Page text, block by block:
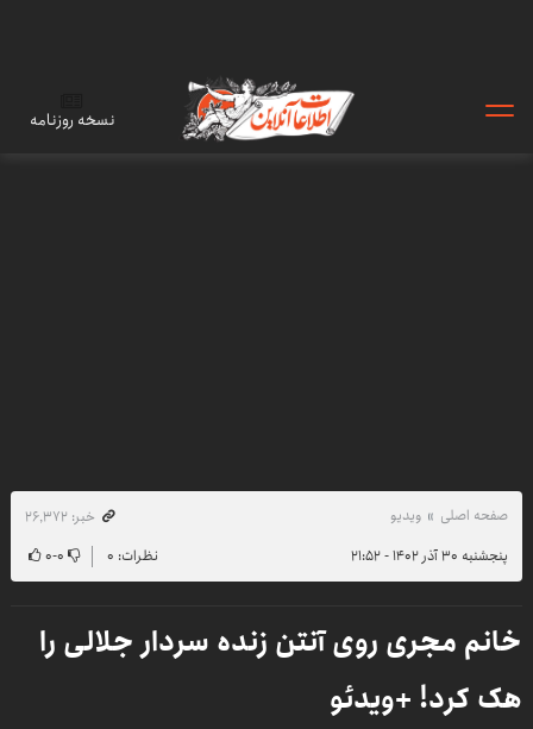
نسخه روزنامه
صفحه اصلی ویدیو
خبر: ۲۶٬۳۷۲
پنجشنبه ۳۰ آذر ۱۴۰۲ - ۲۱:۵۲
نظرات: ۰ ۰-۰
خانم مجری روی آنتن زنده سردار جلالی را
هک کرد! +ویدئو